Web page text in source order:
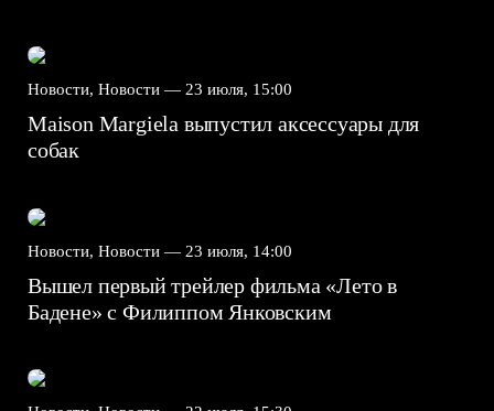
Новости, Новости — 23 июля, 15:00
Maison Margiela выпустил аксессуары для
собак
Новости, Новости — 23 июля, 14:00
Вышел первый трейлер фильма «Лето в
Бадене» с Филиппом Янковским